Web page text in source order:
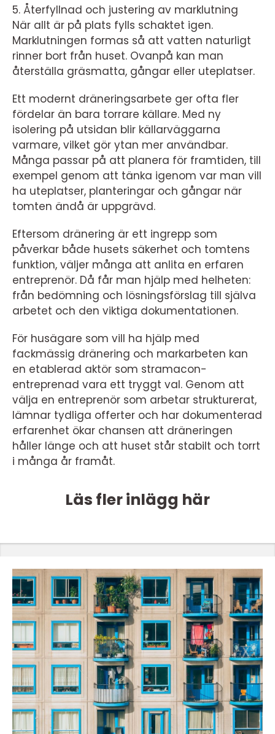
5. Återfyllnad och justering av marklutning
När allt är på plats fylls schaktet igen.
Marklutningen formas så att vatten naturligt
rinner bort från huset. Ovanpå kan man
återställa gräsmatta, gångar eller uteplatser.
Ett modernt dräneringsarbete ger ofta fler
fördelar än bara torrare källare. Med ny
isolering på utsidan blir källarväggarna
varmare, vilket gör ytan mer användbar.
Många passar på att planera för framtiden, till
exempel genom att tänka igenom var man vill
ha uteplatser, planteringar och gångar när
tomten ändå är uppgrävd.
Eftersom dränering är ett ingrepp som
påverkar både husets säkerhet och tomtens
funktion, väljer många att anlita en erfaren
entreprenör. Då får man hjälp med helheten:
från bedömning och lösningsförslag till själva
arbetet och den viktiga dokumentationen.
För husägare som vill ha hjälp med
fackmässig dränering och markarbeten kan
en etablerad aktör som stramacon-
entreprenad vara ett tryggt val. Genom att
välja en entreprenör som arbetar strukturerat,
lämnar tydliga offerter och har dokumenterad
erfarenhet ökar chansen att dräneringen
håller länge och att huset står stabilt och torrt
i många år framåt.
Läs fler inlägg här